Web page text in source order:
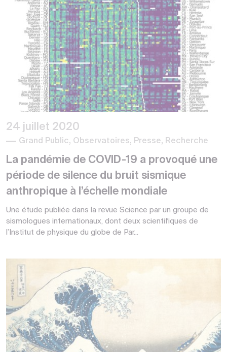
24 juillet 2020
Grand Public, Observatoires, Presse, Recherche
La pandémie de COVID-19 a provoqué une
période de silence du bruit sismique
anthropique à l’échelle mondiale
Une étude publiée dans la revue Science par un groupe de
sismologues internationaux, dont deux scientifiques de
l’Institut de physique du globe de Par...